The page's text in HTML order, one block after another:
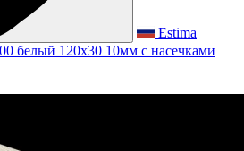
Estima
белый 120x30 10мм с насечками